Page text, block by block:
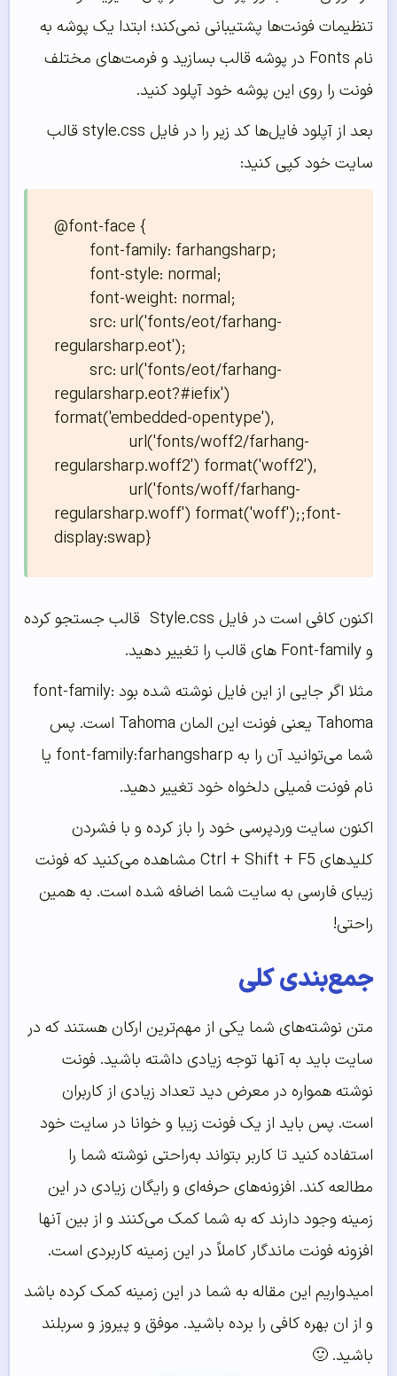
تنظیمات فونت‌ها پشتیبانی نمی‌کند؛ ابتدا یک پوشه به
نام Fonts در پوشه قالب بسازید و فرمت‌های مختلف
فونت را روی این پوشه خود آپلود کنید.
بعد از آپلود فایل‌ها کد زیر را در فایل style.css قالب
سایت خود کپی کنید:
@font-face {
regularsharp.eot');
regularsharp.eot?#iefix')
format('embedded-opentype'),
regularsharp.woff2') format('woff2'),
regularsharp.woff') format('woff');;font-
display:swap}
اکنون کافی است در فایل Style.css قالب جستجو کرده
و Font-family های قالب را تغییر دهید.
مثلا اگر جایی از این فایل نوشته شده بود font-family:
Tahoma یعنی فونت این المان Tahoma است. پس
شما می‌توانید آن را به font-family:farhangsharp یا
نام فونت فمیلی دلخواه خود تغییر دهید.
اکنون سایت وردپرسی خود را باز کرده و با فشردن
کلید‌های Ctrl + Shift + F5 مشاهده می‌کنید که فونت
زیبای فارسی به سایت شما اضافه شده است. به همین
راحتی!
جمع‌بندی کلی
متن نوشته‌های شما یکی از مهم‌ترین ارکان هستند که در
سایت باید به آنها توجه زیادی داشته باشید. فونت
نوشته همواره در معرض دید تعداد زیادی از کاربران
است. پس باید از یک فونت زیبا و خوانا در سایت خود
استفاده کنید تا کاربر بتواند به‌راحتی نوشته شما را
مطالعه کند. افزونه‌های حرفه‌ای و رایگان زیادی در این
زمینه وجود دارند که به شما کمک می‌کنند و از بین آنها
افزونه فونت ماندگار کاملاً در این زمینه کاربردی است.
امیدواریم این مقاله به شما در این زمینه کمک کرده باشد
و از ان بهره کافی را برده باشید. موفق و پیروز و سربلند
باشید. 🙂